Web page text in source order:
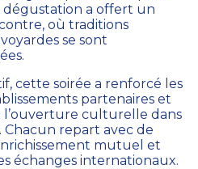
dégustation a offert un
où traditions
se sont
cette soirée a renforcé les
partenaires et
l’ouverture culturelle dans
Chacun repart avec de
mutuel et
échanges internationaux.